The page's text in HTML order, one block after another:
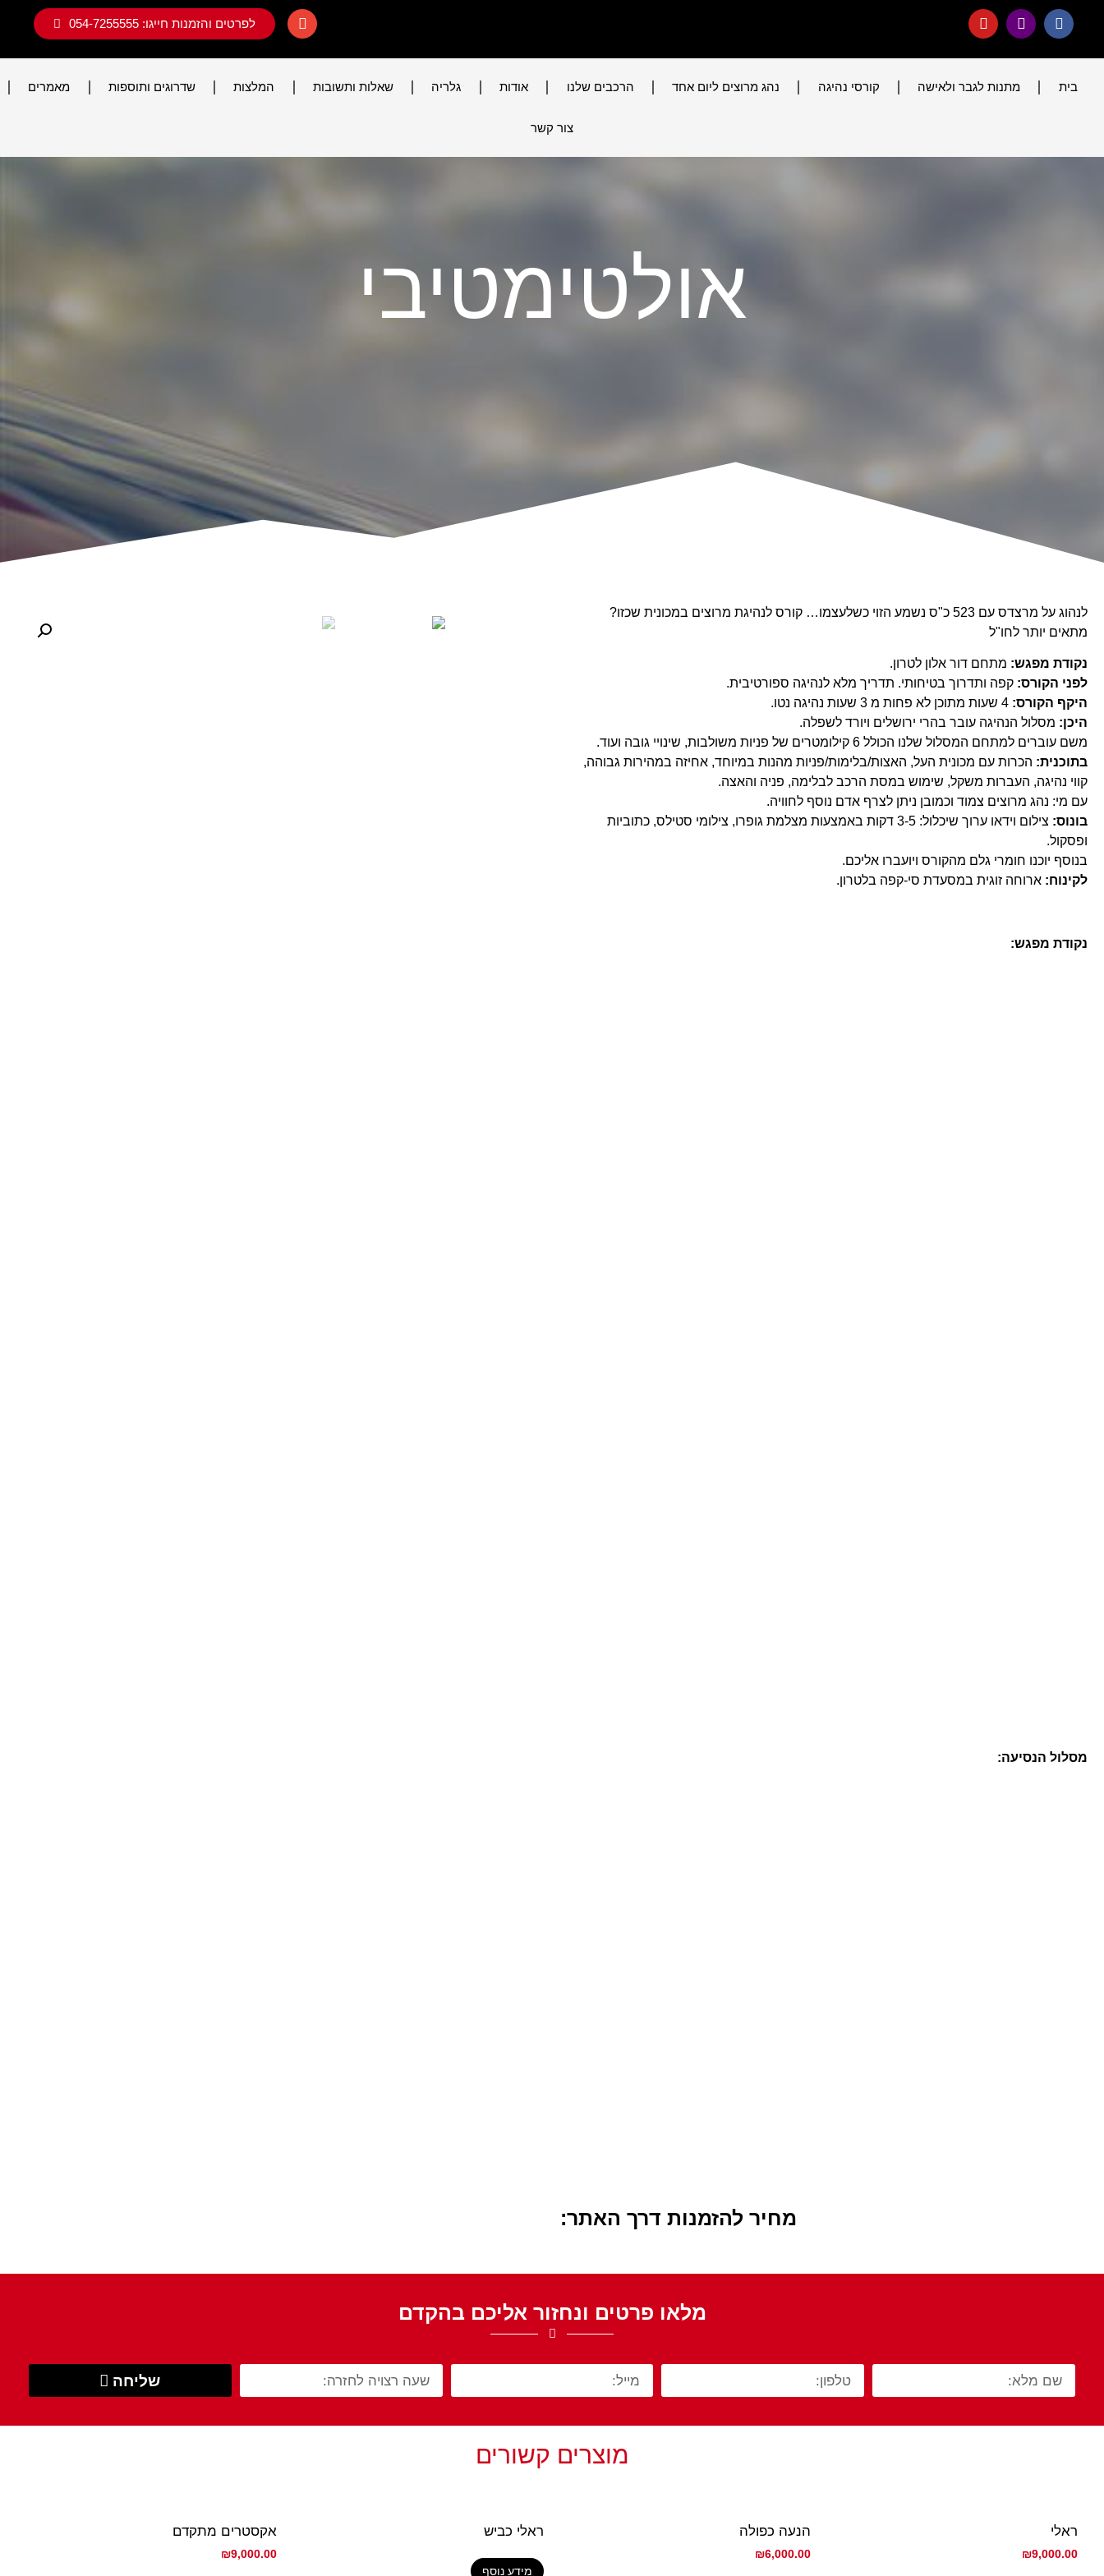
לפרטים והזמנות חייגו: 054-7255555
בית מתנות לגבר ולאישה קורסי נהיגה נהג מרוצים ליום אחד הרכבים שלנו אודות גלריה שאלות ותשובות המלצות שדרוגים ותוספות מאמרים
צור קשר
אולטימטיבי
לנהוג על מרצדס עם 523 כ"ס נשמע הזוי כשלעצמו… קורס לנהיגת מרוצים במכונית שכזו?
מתאים יותר לחו"ל
נקודת מפגש: מתחם דור אלון לטרון.
לפני הקורס: קפה ותדרוך בטיחותי. תדריך מלא לנהיגה ספורטיבית.
היקף הקורס:
היכן: מסלול הנהיגה עובר בהרי ירושלים ויורד לשפלה.
משם עוברים למתחם המסלול שלנו הכולל 6 קילומטרים של פניות משולבות, שינויי גובה ועוד.
בתוכנית: הכרות עם מכונית העל, האצות/בלימות/פניות מהנות במיוחד, אחיזה במהירות גבוהה,
קווי נהיגה, העברות משקל, שימוש במסת הרכב לבלימה, פניה והאצה.
עם מי: נהג מרוצים צמוד וכמובן ניתן לצרף אדם נוסף לחוויה.
בונוס:
צילום וידאו ערוך שיכלול: 3-5 דקות באמצעות מצלמת גופרו, צילומי סטילס, כתוביות
ופסקול.
בנוסף יוכנו חומרי גלם מהקורס ויועברו אליכם.
לקינוח: ארוחה זוגית במסעדת סי-קפה בלטרון.
נקודת מפגש:
מסלול הנסיעה:
מחיר להזמנות דרך האתר:
מלאו פרטים ונחזור אליכם בהקדם
שליחה
מוצרים קשורים
ראלי
₪9,000.00
הנעה כפולה
₪6,000.00
ראלי כביש
מידע נוסף
אקסטרים מתקדם
₪9,000.00